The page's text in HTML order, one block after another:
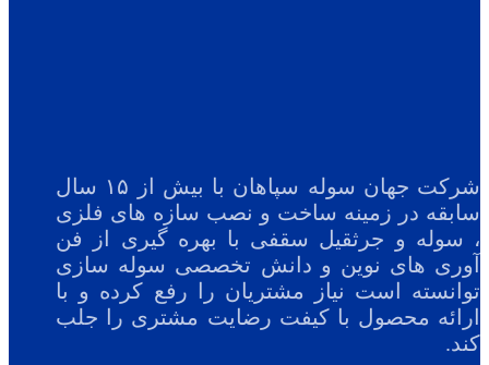
شرکت جهان سوله سپاهان با بیش از ۱۵ سال
سابقه در زمینه ساخت و نصب سازه های فلزی
، سوله و جرثقیل سقفی با بهره گیری از فن
آوری های نوین و دانش تخصصی سوله سازی
توانسته است نیاز مشتریان را رفع کرده و با
ارائه محصول با کیفت رضایت مشتری را جلب
کند.